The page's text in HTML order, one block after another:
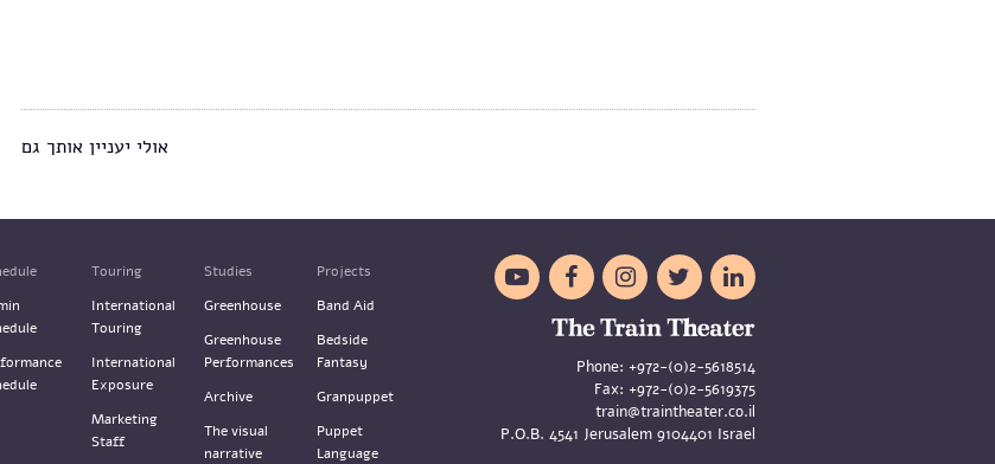
אולי יעניין אותך גם
Touring
International
Touring
International
Exposure
Marketing
Staff
Studies
Greenhouse
Greenhouse
Performances
Archive
The visual
narrative
Projects
Band Aid
Bedside
Fantasy
Granpuppet
Puppet
Language
    
Phone: +972-(0)2-5618514
Fax: +972-(0)2-5619375
train@traintheater.co.il
P.O.B. 4541 Jerusalem 9104401 Israel